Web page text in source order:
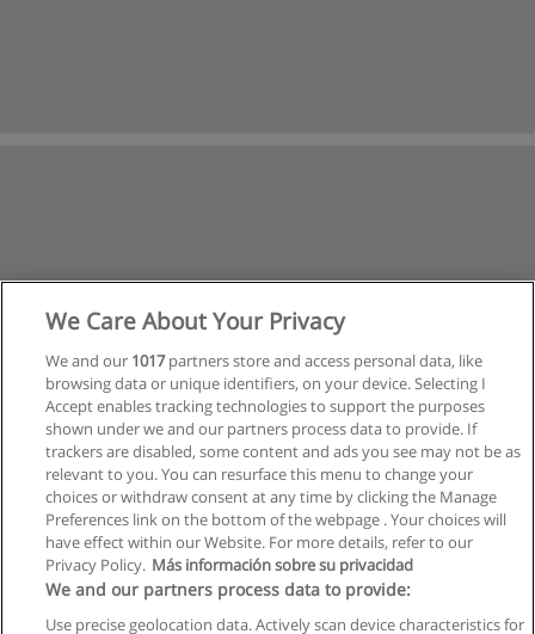
Allgemeinen geschäftsbedingungen
Datenschutzpolitik
We Care About Your Privacy
We and our 1017partners store and access personal data, like
browsing data or unique identifiers, on your device. Selecting I
Accept enables tracking technologies to support the purposes
shown under we and our partners process data to provide. If
trackers are disabled, some content and ads you see may not be as
relevant to you. You can resurface this menu to change your
choices or withdraw consent at any time by clicking the Manage
Preferences link on the bottom of the webpage . Your choices will
have effect within our Website. For more details, refer to our
Privacy Policy. Más información sobre su privacidad
We and our partners process data to provide:
Use precise geolocation data. Actively scan device characteristics for